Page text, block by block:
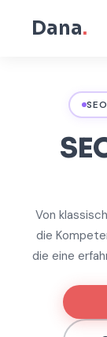
Dana.
Von
die
die eine